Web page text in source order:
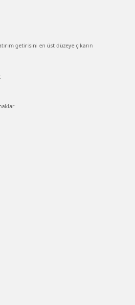
getirisini en üst düzeye çıkarın